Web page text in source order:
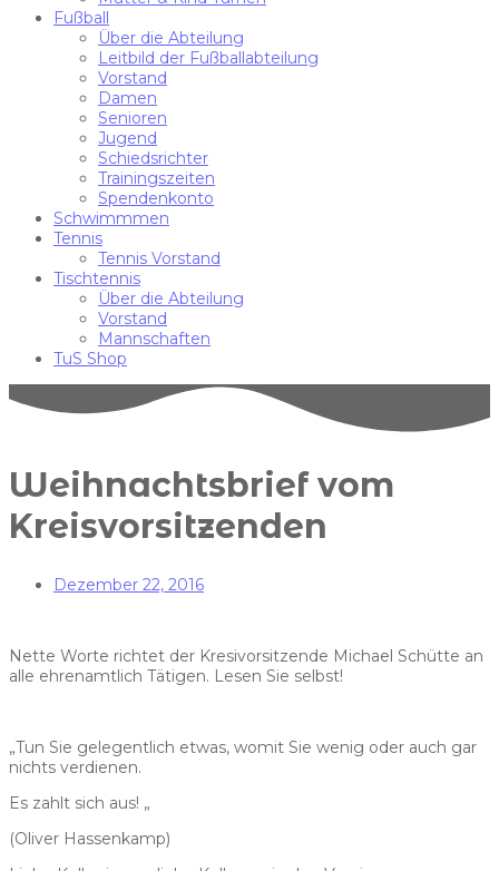
Fußball
Über die Abteilung
Leitbild der Fußballabteilung
Vorstand
Damen
Senioren
Jugend
Schiedsrichter
Trainingszeiten
Spendenkonto
Schwimmmen
Tennis
Tennis Vorstand
Tischtennis
Über die Abteilung
Vorstand
Mannschaften
TuS Shop
Weihnachtsbrief vom
Kreisvorsitzenden
Dezember 22, 2016
Nette Worte richtet der Kresivorsitzende Michael Schütte an
alle ehrenamtlich Tätigen. Lesen Sie selbst!
„Tun Sie gelegentlich etwas, womit Sie wenig oder auch gar
nichts verdienen.
Es zahlt sich aus! „
(Oliver Hassenkamp)